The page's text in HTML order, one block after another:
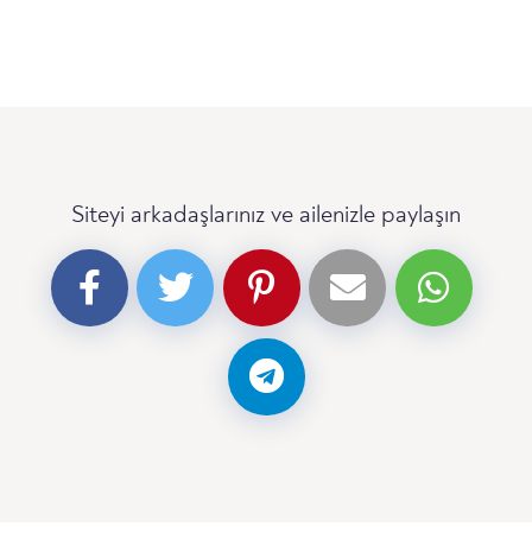
Siteyi arkadaşlarınız ve ailenizle paylaşın